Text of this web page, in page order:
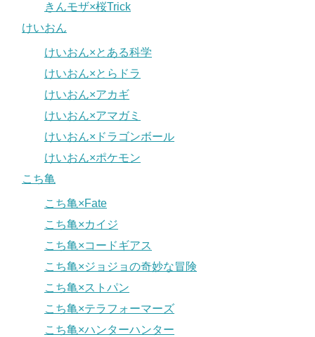
きんモザ×桜Trick
けいおん
けいおん×とある科学
けいおん×とらドラ
けいおん×アカギ
けいおん×アマガミ
けいおん×ドラゴンボール
けいおん×ポケモン
こち亀
こち亀×Fate
こち亀×カイジ
こち亀×コードギアス
こち亀×ジョジョの奇妙な冒険
こち亀×ストパン
こち亀×テラフォーマーズ
こち亀×ハンターハンター